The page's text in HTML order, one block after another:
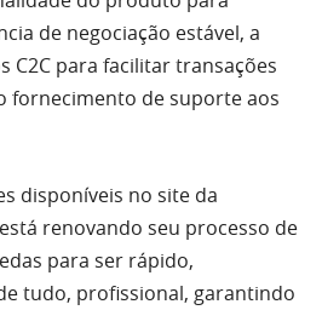
de negociação estável, a
C2C para facilitar transações
fornecimento de suporte aos
disponíveis no site da
renovando seu processo de
para ser rápido,
tudo, profissional, garantindo